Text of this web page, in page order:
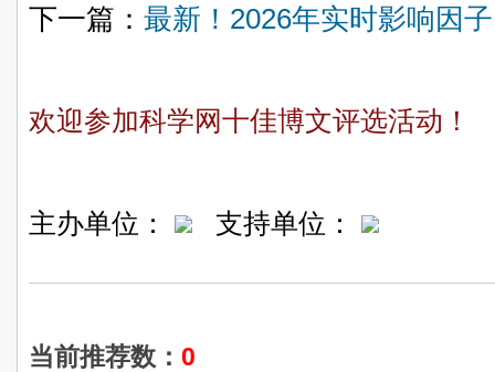
下一篇： 最新！2026年实时影响因
欢迎参加科学网十佳博文评选活动！
主办单位： 支持单位：
当前推荐数： 0